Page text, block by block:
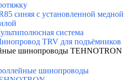
синяя с установленной медной
система
TRV для подъёмников
шинопроводы TEHNOTRON
шинопроводы